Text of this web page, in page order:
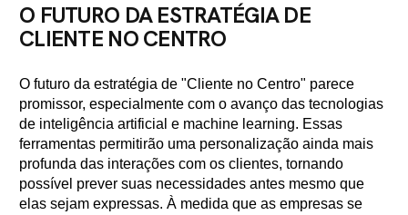
O FUTURO DA ESTRATÉGIA DE
CLIENTE NO CENTRO
O futuro da estratégia de "Cliente no Centro" parece
promissor, especialmente com o avanço das tecnologias
de inteligência artificial e machine learning. Essas
ferramentas permitirão uma personalização ainda mais
profunda das interações com os clientes, tornando
possível prever suas necessidades antes mesmo que
elas sejam expressas. À medida que as empresas se